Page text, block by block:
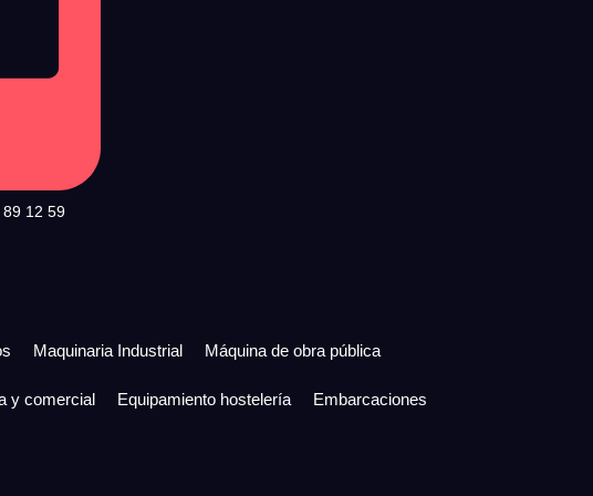
12 59
Maquinaria Industrial Máquina de obra pública
y comercial Equipamiento hostelería Embarcaciones